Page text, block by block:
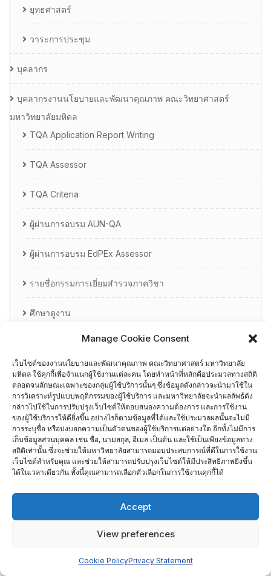
Manage Cookie Consent
เว็บไซต์ของงานนโยบายและพัฒนาคุณภาพ คณะวิทยาศาสตร์ มหาวิทยาลัย
มหิดล ใช้คุกกี้เพื่อจำแนกผู้ใช้งานแต่ละคน โดยทำหน้าที่หลักคือประมวลทางสถิติ
ตลอดจนลักษณะเฉพาะของกลุ่มผู้ใช้บริการนั้นๆ ซึ่งข้อมูลดังกล่าวจะนำมาใช้ใน
การวิเคราะห์รูปแบบพฤติกรรมของผู้ใช้บริการ และมหาวิทยาลัยจะนำผลลัพธ์ดัง
กล่าวไปใช้ในการปรับปรุงเว็บไซต์ให้ตอบสนองความต้องการ และการใช้งาน
ของผู้ใช้บริการให้ดียิ่งขึ้น อย่างไรก็ตามข้อมูลที่ได้และใช้ประมวลผลนั้นจะไม่มี
การระบุชื่อ หรือบ่งบอกความเป็นตัวตนของผู้ใช้บริการแต่อย่างใด อีกทั้งไม่มีการ
เก็บข้อมูลส่วนบุคคล เช่น ชื่อ, นามสกุล, อีเมล เป็นต้น และใช้เป็นเพียงข้อมูลทาง
สถิติเท่านั้น ซึ่งจะช่วยให้มหาวิทยาลัยสามารถมอบประสบการณ์ที่ดีในการใช้งาน
เว็บไซต์สำหรับคุณ และช่วยให้สามารถปรับปรุงเว็บไซต์ให้มีประสิทธิภาพยิ่งขึ้น
ได้ในเวลาเดียวกัน ทั้งนี้คุณสามารถเลือกตัวเลือกในการใช้งานคุกกี้ได้
Accept
View preferences
Cookie PolicyPrivacy Statement
ยุทธศาสตร์
วาระการประชุม
บุคลากร
บุคลากรงานนโยบายและพัฒนาคุณภาพ คณะวิทยาศาสตร์
มหาวิทยาลัยมหิดล
TQA Application Report Writing
TQA Assessor
TQA Criteria
ผู้ผ่านการอบรม AUN-QA
ผู้ผ่านการอบรม EdPEx Assessor
รายชื่อกรรมการเยี่ยมสำรวจภาควิชา
ศึกษาดูงาน
กรรมการบริหารความเสี่ยง
การอบรมพัฒนาหัวหน้าภาควิชา (HDP)
คณะกรรมการรับเรื่องร้องเรียน
คณะผู้บริหารคณะวิทยาศาสตร์ ที่ผ่านการอบรมด้านพัฒนา
คุณภาพ